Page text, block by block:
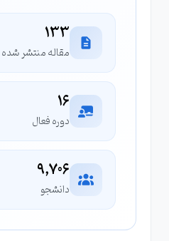
133
مقاله منتشر شده
16
دوره فعال
9,706
دانشجو